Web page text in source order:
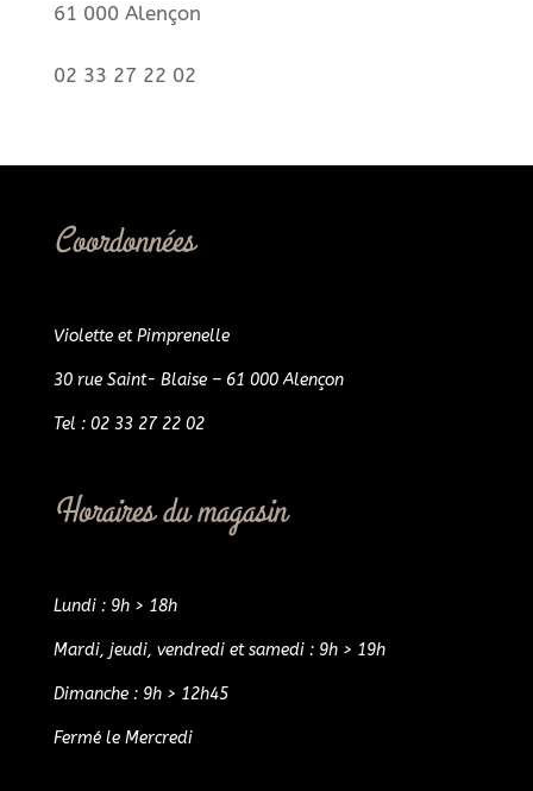
61 000 Alençon
02 33 27 22 02
Coordonnées
Violette et Pimprenelle
30 rue Saint- Blaise – 61 000 Alençon
Tel : 02 33 27 22 02
Horaires du magasin
Lundi : 9h > 18h
Mardi, jeudi, vendredi et samedi : 9h > 19h
Dimanche : 9h > 12h45
Fermé le Mercredi